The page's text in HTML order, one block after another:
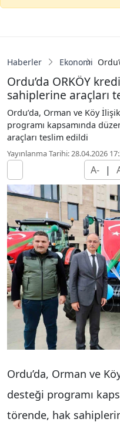
Haberler Ekonomi
Ordu’da ORKÖY
sahiplerine araçları
Ordu’da, Orman ve Köy
programı kapsamında
araçları teslim edildi
Yayınlanma Tarihi: 28.04.2026
A- |
Ordu’da, Orman ve
desteği programı
törende, hak